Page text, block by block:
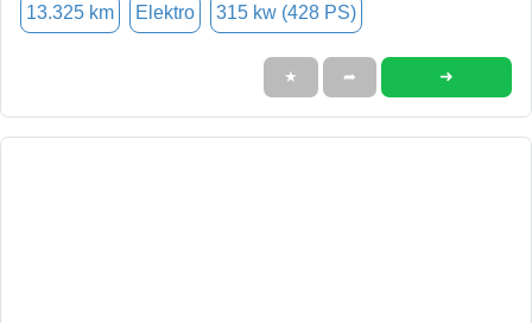
13.325 km Elektro 315 kw (428 PS)
★ ➦ ➜